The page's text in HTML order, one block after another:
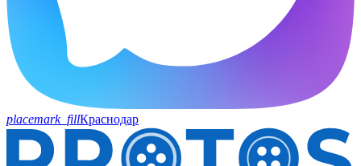
placemark_fillКраснодар